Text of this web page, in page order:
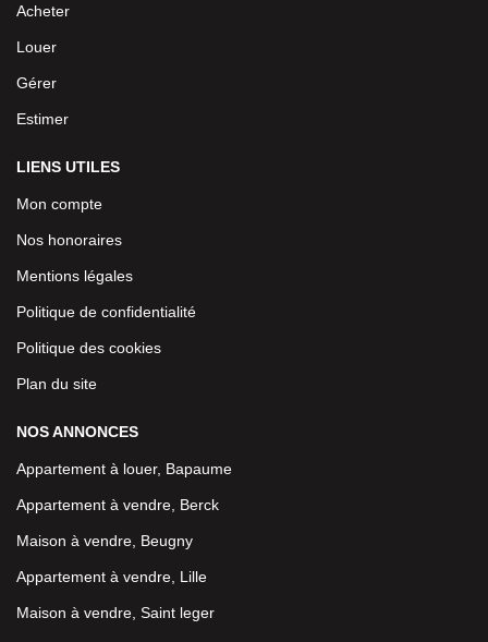
Acheter
Louer
Gérer
Estimer
LIENS UTILES
Mon compte
Nos honoraires
Mentions légales
Politique de confidentialité
Politique des cookies
Plan du site
NOS ANNONCES
Appartement à louer, Bapaume
Appartement à vendre, Berck
Maison à vendre, Beugny
Appartement à vendre, Lille
Maison à vendre, Saint leger